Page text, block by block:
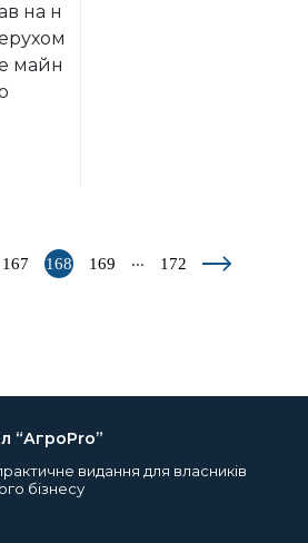
на н
майн
167 168 169 ... 172
“АгроPro”
видання для власників
бізнесу